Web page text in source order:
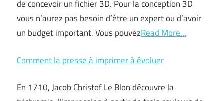
de concevoir un fichier 3D. Pour la conception 3D
vous n’aurez pas besoin d’être un expert ou d’avoir
un budget important. Vous pouvezRead More…
Comment la presse à imprimer à évoluer
En 1710, Jacob Christof Le Blon découvre la